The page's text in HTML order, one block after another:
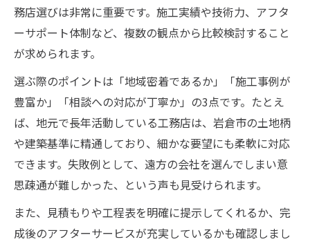
務店選びは非常に重要です。施工実績や技術力、アフタ
ーサポート体制など、複数の観点から比較検討すること
が求められます。
選ぶ際のポイントは「地域密着であるか」「施工事例が
豊富か」「相談への対応が丁寧か」の3点です。たとえ
ば、地元で長年活動している工務店は、岩倉市の土地柄
や建築基準に精通しており、細かな要望にも柔軟に対応
できます。失敗例として、遠方の会社を選んでしまい意
思疎通が難しかった、という声も見受けられます。
また、見積もりや工程表を明確に提示してくれるか、完
成後のアフターサービスが充実しているかも確認しまし